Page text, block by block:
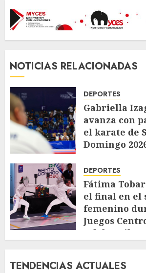
NOTICIAS RELACIONADAS
DEPORTES
Gabriella
avanza con
el karate de
Domingo
DEPORTES
Fátima
el final en el
femenino
Juegos
y del Caribe
TENDENCIAS ACTUALES